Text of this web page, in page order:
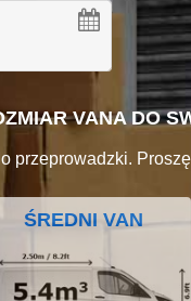
VANA DO
przeprowadzki.
ŚREDNI VAN